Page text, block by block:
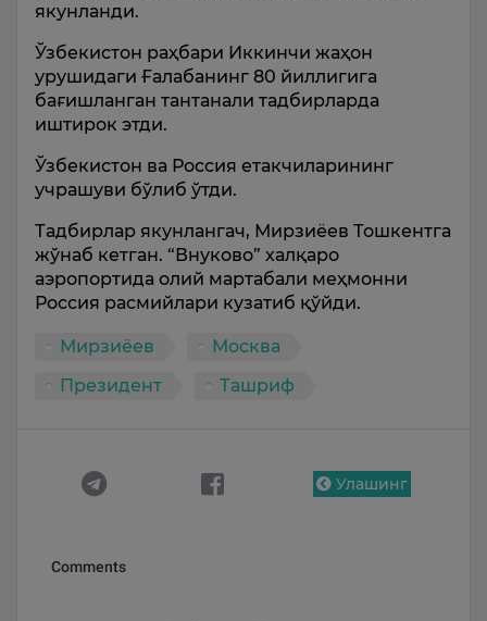
якунланди.
Ўзбекистон раҳбари Иккинчи жаҳон
урушидаги Ғалабанинг 80 йиллигига
бағишланган тантанали тадбирларда
иштирок этди.
Ўзбекистон ва Россия етакчиларининг
учрашуви бўлиб ўтди.
Тадбирлар якунлангач, Мирзиёев Тошкентга
жўнаб кетган. “Внуково” халқаро
аэропортида олий мартабали меҳмонни
Россия расмийлари кузатиб қўйди.
Мирзиёев
Москва
Президент
Ташриф
Улашинг